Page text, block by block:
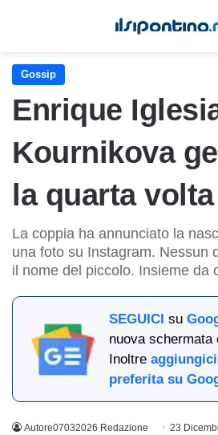
Gossip
Enrique
Kournikova
la quarta volta
La coppia ha annunciato la
una foto su Instagram. Nessun
il nome del piccolo. Insieme da
SEGUICI su
nuova schermata
Inoltre
preferita su
Autore07032026 Redazione 23